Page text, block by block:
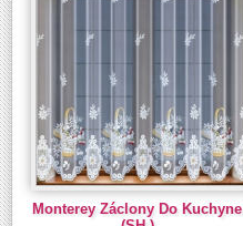
Monterey Záclony Do Kuchyne